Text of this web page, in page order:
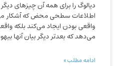
دیالوگ را برای همه آن چیزهای دیگر
اطلاعات سطحی محض که آشکار
واقعی بودن ایجاد می‌کند بلکه
می‌دهد که بعدتر دیگر بیان آنها
ادامه مطلب »